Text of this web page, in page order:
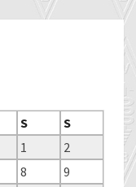
S
S
1
2
8
9